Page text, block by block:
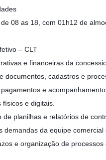
08 as 18, com 01h12 de
– CLT
e financeiras da
documentos, cadastros e
e
e digitais.
de planilhas e relatórios de
demandas da equipe comercial
e organização de processos